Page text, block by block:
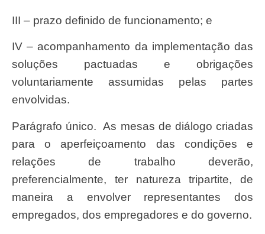
III – prazo definido de funcionamento; e
IV – acompanhamento da implementação das
soluções pactuadas e obrigações
voluntariamente assumidas pelas partes
envolvidas.
Parágrafo único. As mesas de diálogo criadas
para o aperfeiçoamento das condições e
relações de trabalho deverão,
preferencialmente, ter natureza tripartite, de
maneira a envolver representantes dos
empregados, dos empregadores e do governo.